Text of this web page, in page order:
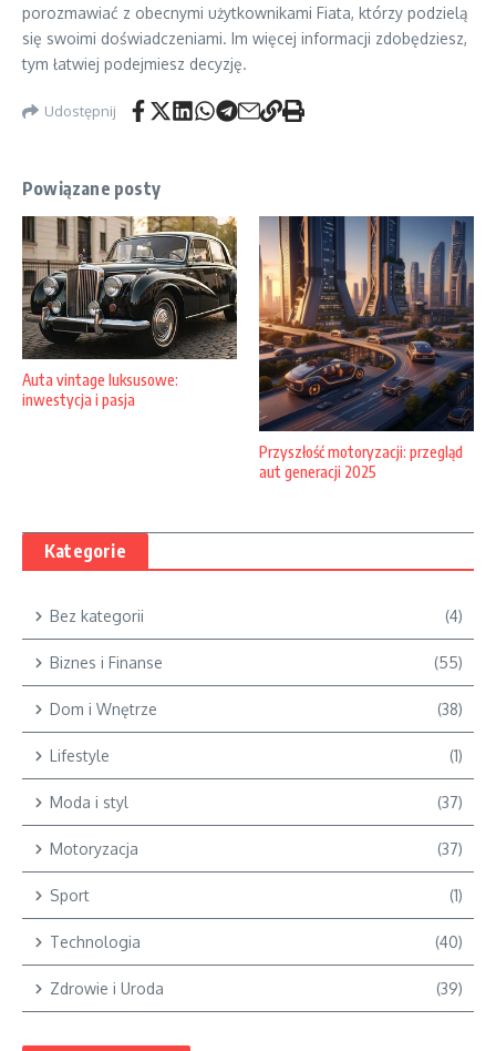
porozmawiać z obecnymi użytkownikami Fiata, którzy podzielą
się swoimi doświadczeniami. Im więcej informacji zdobędziesz,
tym łatwiej podejmiesz decyzję.
Udostępnij
Powiązane posty
Auta vintage luksusowe:
inwestycja i pasja
Przyszłość motoryzacji: przegląd
aut generacji 2025
Kategorie
Bez kategorii (4)
Biznes i Finanse (55)
Dom i Wnętrze (38)
Lifestyle (1)
Moda i styl (37)
Motoryzacja (37)
Sport (1)
Technologia (40)
Zdrowie i Uroda (39)